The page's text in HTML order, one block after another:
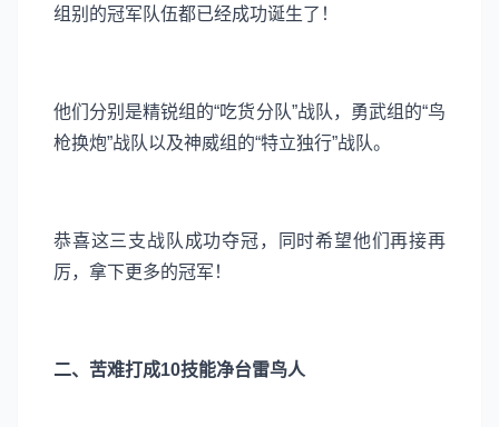
组别的冠军队伍都已经成功诞生了！
他们分别是精锐组的“吃货分队”战队，勇武组的“鸟
枪换炮”战队以及神威组的“特立独行”战队。
恭喜这三支战队成功夺冠，同时希望他们再接再
厉，拿下更多的冠军！
二、苦难打成10技能净台雷鸟人